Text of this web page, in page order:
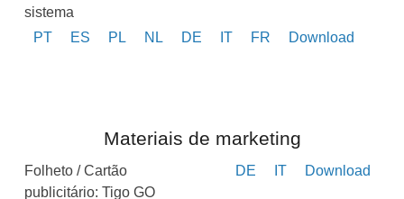
sistema
PT
ES PL NL DE IT FR Download
Materiais de marketing
Folheto / Cartão
publicitário: Tigo GO
DE IT Download